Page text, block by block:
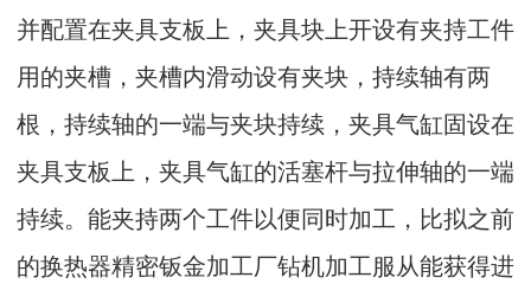
并配置在夹具支板上，夹具块上开设有夹持工件
用的夹槽，夹槽内滑动设有夹块，持续轴有两
根，持续轴的一端与夹块持续，夹具气缸固设在
夹具支板上，夹具气缸的活塞杆与拉伸轴的一端
持续。能夹持两个工件以便同时加工，比拟之前
的换热器精密钣金加工厂钻机加工服从能获得进